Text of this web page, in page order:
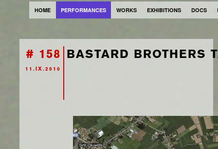
HOME PERFORMANCES WORKS EXHIBITIONS DOCS
# 158
11.IX.2010
BASTARD BROTHERS